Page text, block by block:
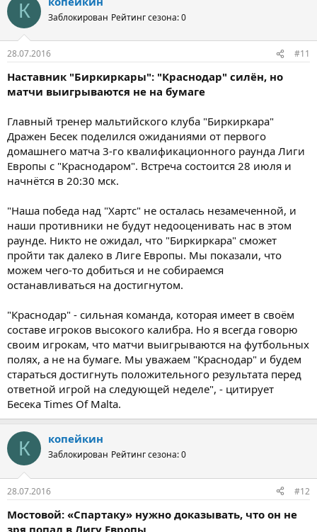
К Заблокирован Рейтинг сезона: 0
28.07.2016 #11
Наставник "Биркиркары": "Краснодар" силён, но
матчи выигрываются не на бумаге
Главный тренер мальтийского клуба "Биркиркара"
Дражен Бесек поделился ожиданиями от первого
домашнего матча 3-го квалификационного раунда Лиги
Европы с "Краснодаром". Встреча состоится 28 июля и
начнётся в 20:30 мск.
"Наша победа над "Хартс" не осталась незамеченной, и
наши противники не будут недооценивать нас в этом
раунде. Никто не ожидал, что "Биркиркара" сможет
пройти так далеко в Лиге Европы. Мы показали, что
можем чего-то добиться и не собираемся
останавливаться на достигнутом.
"Краснодар" - сильная команда, которая имеет в своём
составе игроков высокого калибра. Но я всегда говорю
своим игрокам, что матчи выигрываются на футбольных
полях, а не на бумаге. Мы уважаем "Краснодар" и будем
стараться достигнуть положительного результата перед
ответной игрой на следующей неделе", - цитирует
Бесека Times Of Malta.
К копейкин
Заблокирован Рейтинг сезона: 0
28.07.2016 #12
Мостовой: «Спартаку» нужно доказывать, что он не
зря попал в Лигу Европы